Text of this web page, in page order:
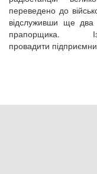
переведено до
відслуживши ще два
провадити